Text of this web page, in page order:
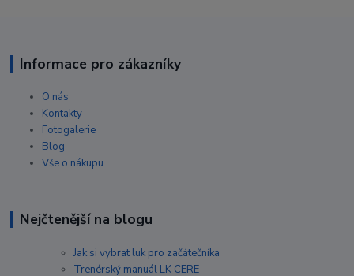
Informace pro zákazníky
O nás
Kontakty
Fotogalerie
Blog
Vše o nákupu
Nejčtenější na blogu
Jak si vybrat luk pro začátečníka
Trenérský manuál LK CERE